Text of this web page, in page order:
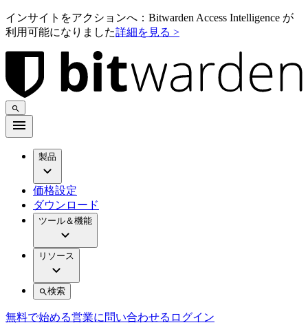
インサイトをアクションへ：Bitwarden Access Intelligence が
利用可能になりました詳細を見る >
製品
価格設定
ダウンロード
ツール＆機能
リソース
検索
無料で始める営業に問い合わせる ログイン